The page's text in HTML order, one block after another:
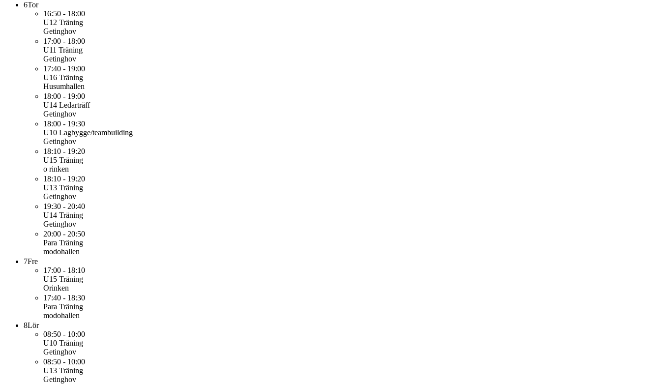
6Tor
16:50 - 18:00
U12 Träning
Getinghov
17:00 - 18:00
U11 Träning
Getinghov
17:40 - 19:00
U16 Träning
Husumhallen
18:00 - 19:00
U14 Ledarträff
Getinghov
18:00 - 19:30
U10 Lagbygge/teambuilding
Getinghov
18:10 - 19:20
U15 Träning
o rinken
18:10 - 19:20
U13 Träning
Getinghov
19:30 - 20:40
U14 Träning
Getinghov
20:00 - 20:50
Para Träning
modohallen
7Fre
17:00 - 18:10
U15 Träning
Orinken
17:40 - 18:30
Para Träning
modohallen
8Lör
08:50 - 10:00
U10 Träning
Getinghov
08:50 - 10:00
U13 Träning
Getinghov